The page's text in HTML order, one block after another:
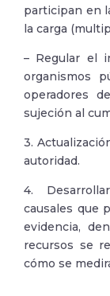
participan en
la carga
– Regular el
organismos
operadores
sujeción al
3.
autoridad.
4.
causales que
evidencia,
recursos se
cómo se